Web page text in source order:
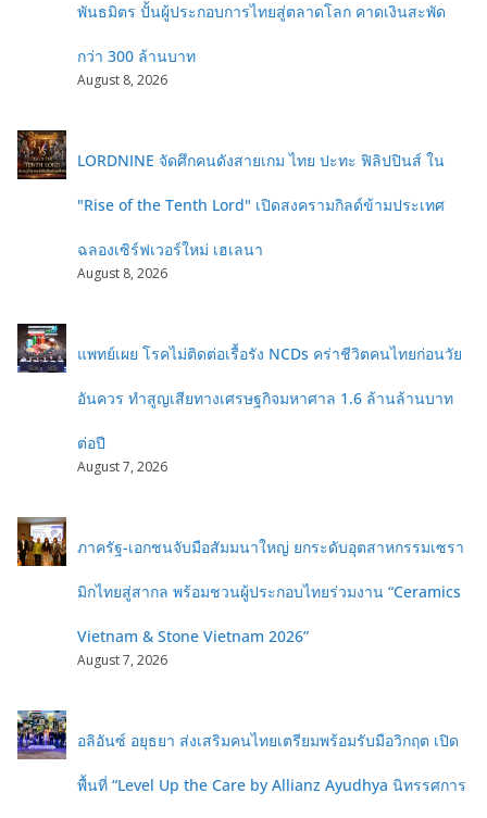
พันธมิตร ปั้นผู้ประกอบการไทยสู่ตลาดโลก คาดเงินสะพัด
กว่า 300 ล้านบาท
August 8, 2026
LORDNINE จัดศึกคนดังสายเกม ไทย ปะทะ ฟิลิปปินส์ ใน
"Rise of the Tenth Lord" เปิดสงครามกิลด์ข้ามประเทศ
ฉลองเซิร์ฟเวอร์ใหม่ เฮเลนา
August 8, 2026
แพทย์เผย โรคไม่ติดต่อเรื้อรัง NCDs คร่าชีวิตคนไทยก่อนวัย
อันควร ทำสูญเสียทางเศรษฐกิจมหาศาล 1.6 ล้านล้านบาท
ต่อปี
August 7, 2026
ภาครัฐ-เอกชนจับมือสัมมนาใหญ่ ยกระดับอุตสาหกรรมเซรา
มิกไทยสู่สากล พร้อมชวนผู้ประกอบไทยร่วมงาน “Ceramics
Vietnam & Stone Vietnam 2026”
August 7, 2026
อลิอันซ์ อยุธยา ส่งเสริมคนไทยเตรียมพร้อมรับมือวิกฤต เปิด
พื้นที่ “Level Up the Care by Allianz Ayudhya นิทรรศการ